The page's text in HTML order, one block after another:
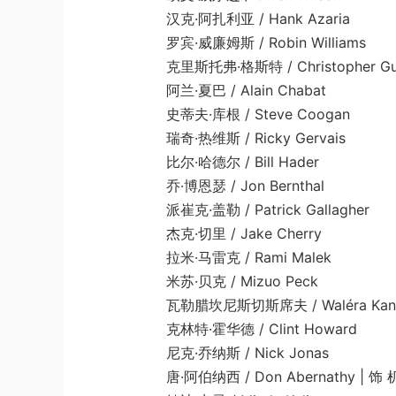
汉克·阿扎利亚 / Hank Azaria
罗宾·威廉姆斯 / Robin Williams
克里斯托弗·格斯特 / Christopher
阿兰·夏巴 / Alain Chabat
史蒂夫·库根 / Steve Coogan
瑞奇·热维斯 / Ricky Gervais
比尔·哈德尔 / Bill Hader
乔·博恩瑟 / Jon Bernthal
派崔克·盖勒 / Patrick Gallagher
杰克·切里 / Jake Cherry
拉米·马雷克 / Rami Malek
米苏·贝克 / Mizuo Peck
瓦勒腊坎尼斯切斯席夫 / Waléra
克林特·霍华德 / Clint Howard
尼克·乔纳斯 / Nick Jonas
唐·阿伯纳西 / Don Abernathy | 饰 机